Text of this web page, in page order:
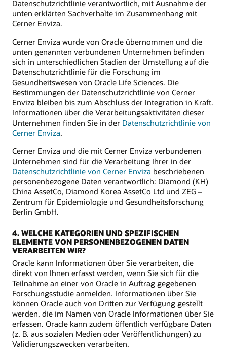
Datenschutzrichtlinie verantwortlich, mit Ausnahme der
unten erklärten Sachverhalte im Zusammenhang mit
Cerner Enviza.
Cerner Enviza wurde von Oracle übernommen und die
unten genannten verbundenen Unternehmen befinden
sich in unterschiedlichen Stadien der Umstellung auf die
Datenschutzrichtlinie für die Forschung im
Gesundheitswesen von Oracle Life Sciences. Die
Bestimmungen der Datenschutzrichtlinie von Cerner
Enviza bleiben bis zum Abschluss der Integration in Kraft.
Informationen über die Verarbeitungsaktivitäten dieser
Unternehmen finden Sie in der Datenschutzrichtlinie von
Cerner Enviza.
Cerner Enviza und die mit Cerner Enviza verbundenen
Unternehmen sind für die Verarbeitung Ihrer in der
Datenschutzrichtlinie von Cerner Enviza beschriebenen
personenbezogene Daten verantwortlich: Diamond (KH)
China AssetCo, Diamond Korea AssetCo Ltd und ZEG –
Zentrum für Epidemiologie und Gesundheitsforschung
Berlin GmbH.
4. WELCHE KATEGORIEN UND SPEZIFISCHEN
ELEMENTE VON PERSONENBEZOGENEN DATEN
VERARBEITEN WIR?
Oracle kann Informationen über Sie verarbeiten, die
direkt von Ihnen erfasst werden, wenn Sie sich für die
Teilnahme an einer von Oracle in Auftrag gegebenen
Forschungsstudie anmelden. Informationen über Sie
können Oracle auch von Dritten zur Verfügung gestellt
werden, die im Namen von Oracle Informationen über Sie
erfassen. Oracle kann zudem öffentlich verfügbare Daten
(z. B. aus sozialen Medien oder Veröffentlichungen) zu
Validierungszwecken verarbeiten.